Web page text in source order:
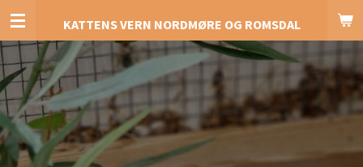
Gå
hovedinnhold
KATTENS VERN NORDMØRE OG ROMSDAL